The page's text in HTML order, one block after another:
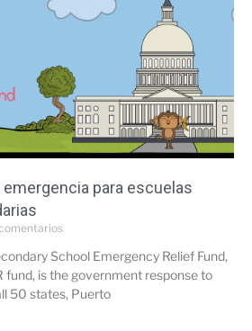
emergencia para escuelas
School Emergency Relief Fund,
fund, is the government response to
50 states, Puerto